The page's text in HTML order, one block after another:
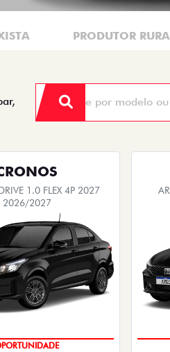
PRODUTOR
1.0 FLEX 4P 2027
2026/2027